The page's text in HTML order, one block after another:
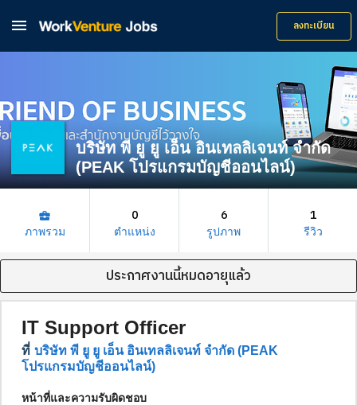
 ลงทะเบียน
บริษัท พี ยู ยู เอ็น อินเทลลิเจนท์ จำกัด
(PEAK โปรแกรมบัญชีออนไลน์)
business_center
ภาพรวม
0
ตำแหน่ง
6
รูปภาพ
1
รีวิว
ประกาศงานนี้หมดอายุแล้ว
IT Support Officer
ที่ บริษัท พี ยู ยู เอ็น อินเทลลิเจนท์ จำกัด (PEAK
โปรแกรมบัญชีออนไลน์)
หน้าที่และความรับผิดชอบ